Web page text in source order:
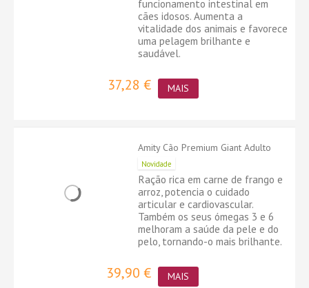
funcionamento intestinal em
cães idosos. Aumenta a
vitalidade dos animais e favorece
uma pelagem brilhante e
saudável.
37,28 € MAIS
Amity Cão Premium Giant Adulto
Novidade
Ração rica em carne de frango e
arroz, potencia o cuidado
articular e cardiovascular.
Também os seus ómegas 3 e 6
melhoram a saúde da pele e do
pelo, tornando-o mais brilhante.
39,90 € MAIS